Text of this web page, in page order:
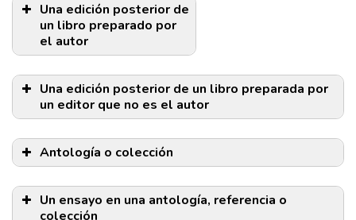
Una edición posterior de
un libro preparado por
el autor
Una edición posterior de un libro preparada por
un editor que no es el autor
Antología o colección
Un ensayo en una antología, referencia o
colección